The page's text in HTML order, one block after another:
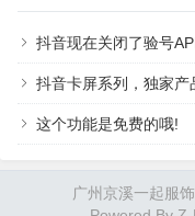
抖音现在关闭了验号API
抖音卡屏系列，独家产
这个功能是免费的哦!
广州京溪一起服